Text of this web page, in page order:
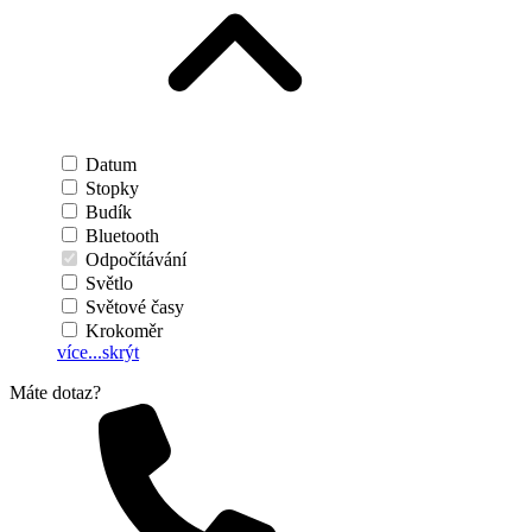
Datum
Stopky
Budík
Bluetooth
Odpočítávání
Světlo
Světové časy
Krokoměr
více...skrýt
Máte dotaz?